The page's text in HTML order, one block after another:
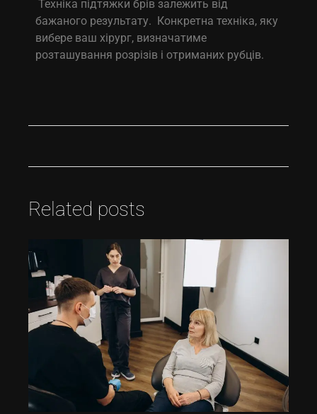
Техніка підтяжки брів залежить від
бажаного результату. Конкретна техніка, яку
вибере ваш хірург, визначатиме
розташування розрізів і отриманих рубців.
Related posts